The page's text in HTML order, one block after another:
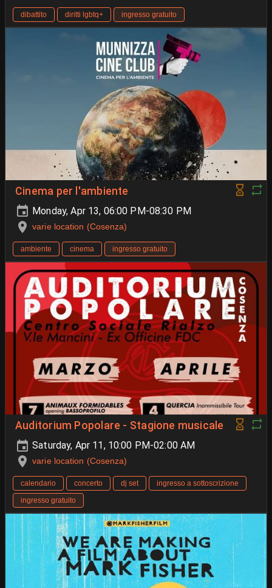
dibattito diritti lgbtq+ ingresso gratuito
Cinema per l'ambiente
Monday, Apr 13, 06:00 PM-08:30 PM
varie location (Cosenza)
ambiente cinema ingresso gratuito
Auditorium Popolare - Stagione musicale
Saturday, Apr 11, 10:00 PM-02:00 AM
varie location (Cosenza)
calendario concerto dj set
ingresso a sottoscrizione
ingresso gratuito